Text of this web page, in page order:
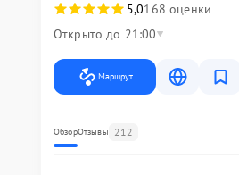
5,0168 оценки
Открыто до 21:00
Маршрут
ОбзорОтзывы 212